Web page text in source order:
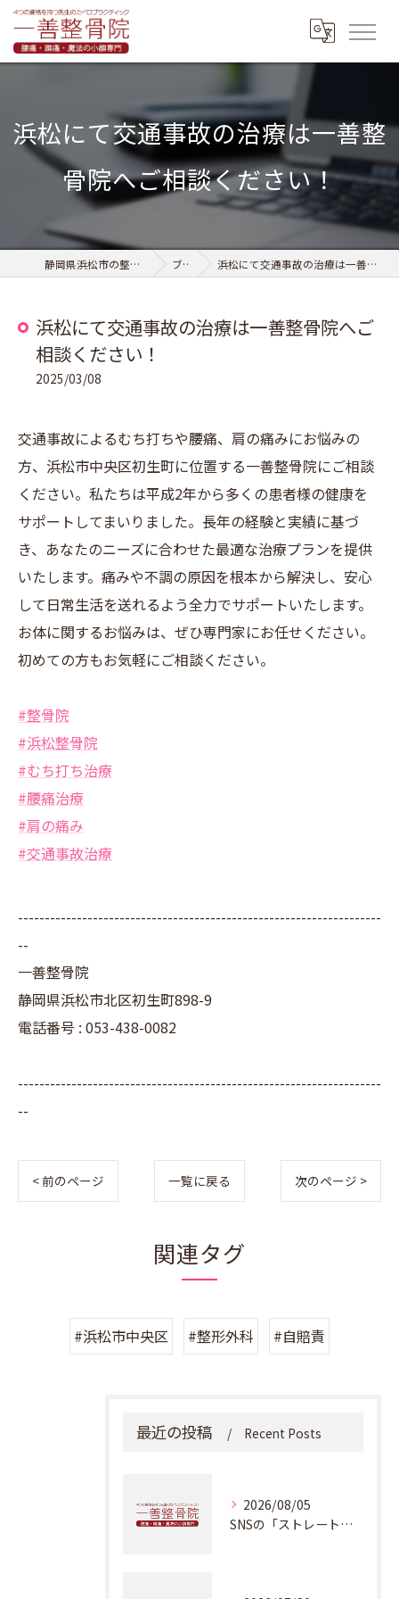
浜松にて交通事故の治療は一善整
骨院へご相談ください！
静岡県浜松市の整骨なら一善整骨院 ブログ 浜松にて交通事故の治療は一善整骨院へご相談ください！
浜松にて交通事故の治療は一善整骨院へご
相談ください！
2025/03/08
交通事故によるむち打ちや腰痛、肩の痛みにお悩みの
方、浜松市中央区初生町に位置する一善整骨院にご相談
ください。私たちは平成2年から多くの患者様の健康を
サポートしてまいりました。長年の経験と実績に基づ
き、あなたのニーズに合わせた最適な治療プランを提供
いたします。痛みや不調の原因を根本から解決し、安心
して日常生活を送れるよう全力でサポートいたします。
お体に関するお悩みは、ぜひ専門家にお任せください。
初めての方もお気軽にご相談ください。
#整骨院
#浜松整骨院
#むち打ち治療
#腰痛治療
#肩の痛み
#交通事故治療
--------------------------------------------------------------------
--
一善整骨院
静岡県浜松市北区初生町898-9
電話番号 : 053-438-0082
--------------------------------------------------------------------
--
< 前のページ 一覧に戻る 次のページ >
関連タグ
#浜松市中央区 #整形外科 #自賠責
最近の投稿 Recent Posts
2026/08/05
SNSの「ストレートネック改善動画」に騙されないで！本物のカイロプラクティックが教える正しい改善法